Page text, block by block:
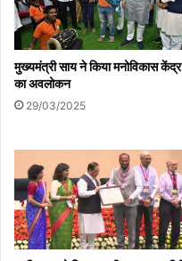
मुख्यमंत्री साय ने किया मनोविकास केंद्र
का अवलोकन
29/03/2025